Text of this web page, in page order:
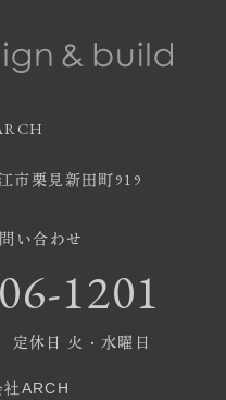
市栗見新田町919
い合わせ
1201
休日 火・水曜日
ARCH